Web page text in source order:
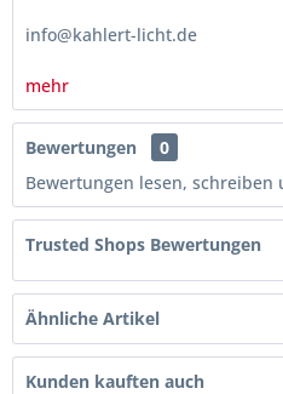
info@kahlert-licht.de
mehr
Bewertungen
0
Bewertungen lesen, schreiben
Trusted Shops Bewertungen
Ähnliche Artikel
Kunden kauften auch